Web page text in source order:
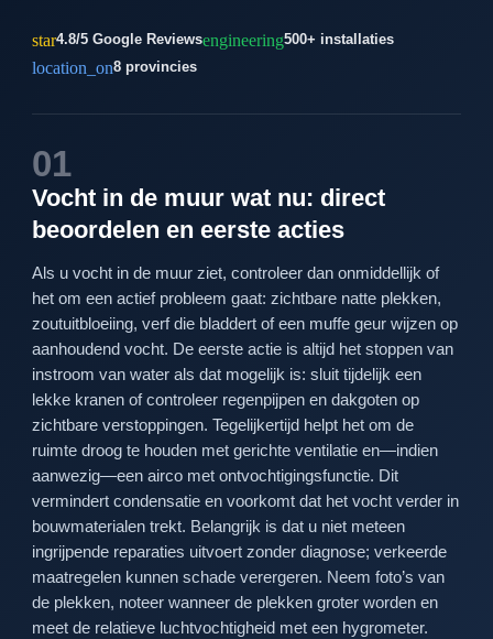
star4.8/5 Google Reviewsengineering500+ installaties
location_on8 provincies
01
Vocht in de muur wat nu: direct
beoordelen en eerste acties
Als u vocht in de muur ziet, controleer dan onmiddellijk of
het om een actief probleem gaat: zichtbare natte plekken,
zoutuitbloeiing, verf die bladdert of een muffe geur wijzen op
aanhoudend vocht. De eerste actie is altijd het stoppen van
instroom van water als dat mogelijk is: sluit tijdelijk een
lekke kranen of controleer regenpijpen en dakgoten op
zichtbare verstoppingen. Tegelijkertijd helpt het om de
ruimte droog te houden met gerichte ventilatie en—indien
aanwezig—een airco met ontvochtigingsfunctie. Dit
vermindert condensatie en voorkomt dat het vocht verder in
bouwmaterialen trekt. Belangrijk is dat u niet meteen
ingrijpende reparaties uitvoert zonder diagnose; verkeerde
maatregelen kunnen schade verergeren. Neem foto’s van
de plekken, noteer wanneer de plekken groter worden en
meet de relatieve luchtvochtigheid met een hygrometer.